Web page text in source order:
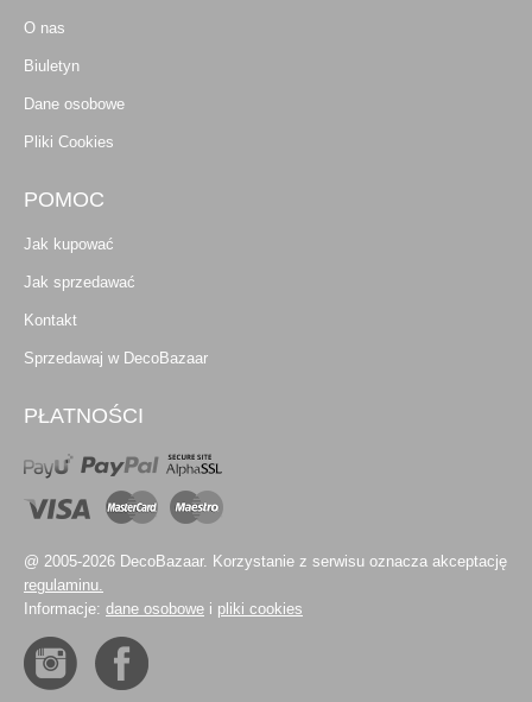
O nas
Biuletyn
Dane osobowe
Pliki Cookies
POMOC
Jak kupować
Jak sprzedawać
Kontakt
Sprzedawaj w DecoBazaar
PŁATNOŚCI
@ 2005-2026 DecoBazaar. Korzystanie z serwisu oznacza akceptację
regulaminu.
Informacje: dane osobowe i pliki cookies